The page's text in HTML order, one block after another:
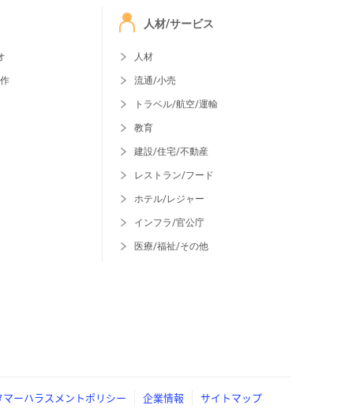
人材/サービス
人材
流通/小売
トラベル/航空/運輸
教育
建設/住宅/不動産
レストラン/フード
ホテル/レジャー
インフラ/官公庁
医療/福祉/その他
マーハラスメントポリシー 企業情報 サイトマップ